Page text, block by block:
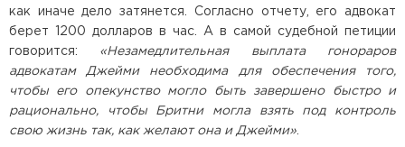
как иначе дело затянется. Согласно отчету, его адвокат
берет 1200 долларов в час. А в самой судебной петиции
говорится: «Незамедлительная выплата гонораров
адвокатам Джейми необходима для обеспечения того,
чтобы его опекунство могло быть завершено быстро и
рационально, чтобы Бритни могла взять под контроль
свою жизнь так, как желают она и Джейми»